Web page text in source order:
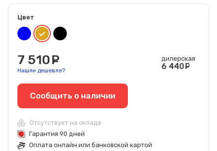
Цвет
7 510
Нашли дешевле?
дилерская
6 440
Сообщить o наличии
Отсутствует на складе
Гарантия 90 дней
Оплата онлайн или банковской картой